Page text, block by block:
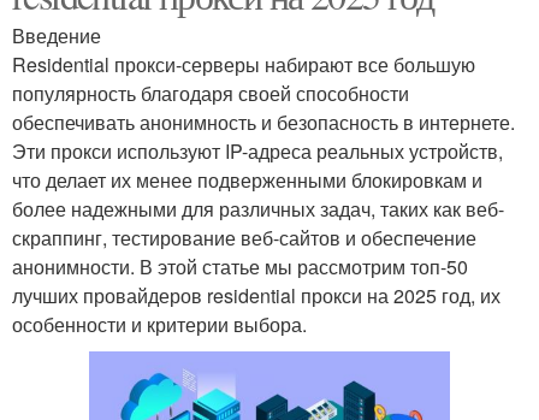
Введение
Residential прокси-серверы набирают все большую
популярность благодаря своей способности
обеспечивать анонимность и безопасность в интернете.
Эти прокси используют IP-адреса реальных устройств,
что делает их менее подверженными блокировкам и
более надежными для различных задач, таких как веб-
скраппинг, тестирование веб-сайтов и обеспечение
анонимности. В этой статье мы рассмотрим топ-50
лучших провайдеров residential прокси на 2025 год, их
особенности и критерии выбора.